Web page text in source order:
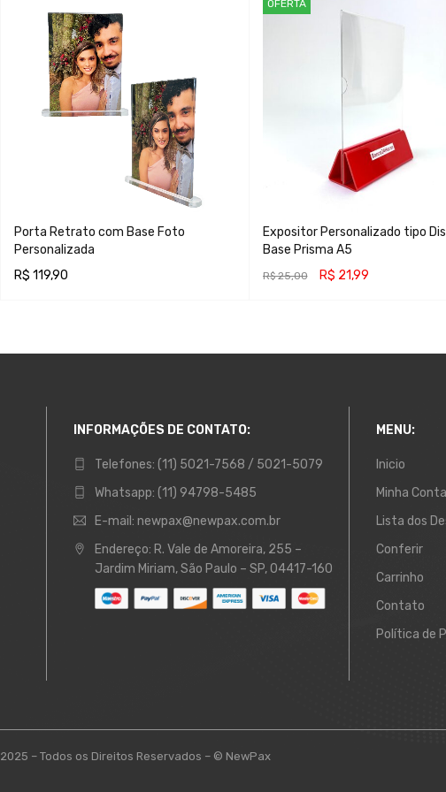
Porta Retrato com Base Foto
Personalizada
R$ 119,90
OFERTA
Expositor Personalizado tipo
Base Prisma A5
R$25,00 R$ 21,99
INFORMAÇÕES DE CONTATO:
Telefones: (11) 5021-7568 / 5021-5079
Whatsapp: (11) 94798-5485
E-mail: newpax@newpax.com.br
Endereço: R. Vale de Amoreira, 255 –
Jardim Miriam, São Paulo – SP, 04417-160
MENU:
Inicio
Minha Conta
Lista dos
Conferir
Carrinho
Contato
Política de
2025 – Todos os Direitos Reservados – © NewPax